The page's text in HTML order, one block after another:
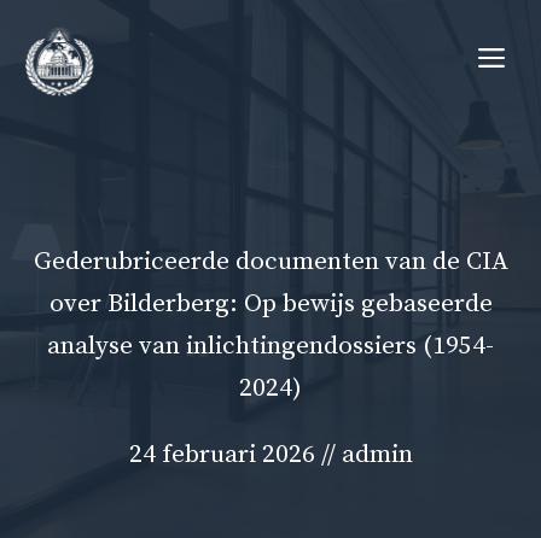
naar
Gederubriceerde documenten van de CIA
over Bilderberg: Op bewijs gebaseerde
analyse van inlichtingendossiers (1954-
2024)
24 februari 2026 // admin